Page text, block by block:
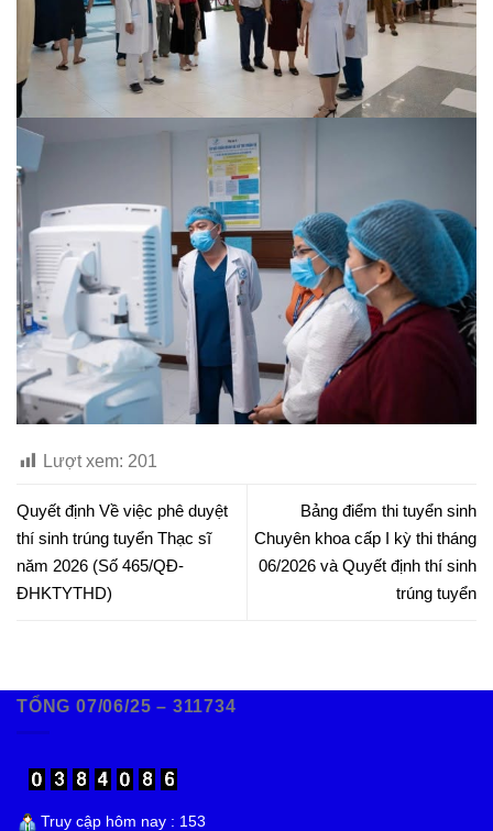
Lượt xem: 201
Quyết định Về việc phê duyệt
thí sinh trúng tuyển Thạc sĩ
năm 2026 (Số 465/QĐ-
ĐHKTYTHD)
Bảng điểm thi tuyển sinh
Chuyên khoa cấp I kỳ thi tháng
06/2026 và Quyết định thí sinh
trúng tuyển
TỔNG 07/06/25 – 311734
Truy cập hôm nay : 153